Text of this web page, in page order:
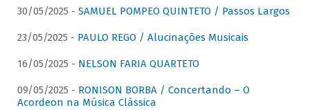
30/05/2025 - SAMUEL POMPEO QUINTETO / Passos Largos
23/05/2025 - PAULO REGO / Alucinações Musicais
16/05/2025 - NELSON FARIA QUARTETO
09/05/2025 - RONISON BORBA / Concertando – O
Acordeon na Música Clássica